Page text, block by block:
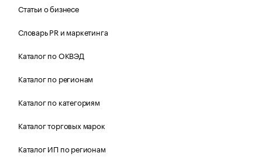
Статьи о бизнесе
Словарь PR и маркетинга
Каталог по ОКВЭД
Каталог по регионам
Каталог по категориям
Каталог торговых марок
Каталог ИП по регионам